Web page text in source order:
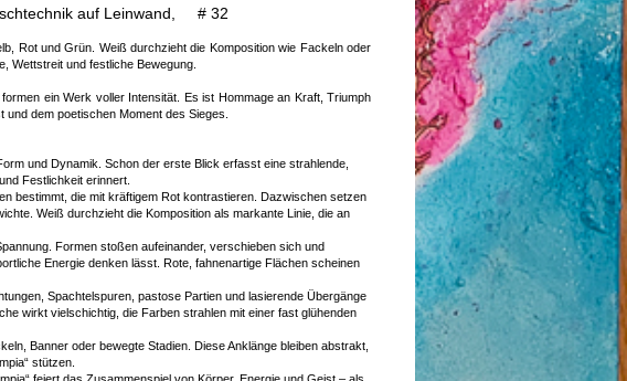
auf Leinwand, # 32
Rot und Grün. Weiß durchzieht die Komposition wie Fackeln oder
Wettstreit und festliche Bewegung.
ein Werk voller Intensität. Es ist Hommage an Kraft, Triumph
dem poetischen Moment des Sieges.
und Dynamik. Schon der erste Blick erfasst eine strahlende,
Festlichkeit erinnert.
bestimmt, die mit kräftigem Rot kontrastieren. Dazwischen setzen
Weiß durchzieht die Komposition als markante Linie, die an
Formen stoßen aufeinander, verschieben sich und
Energie denken lässt. Rote, fahnenartige Flächen scheinen
Spachtelspuren, pastose Partien und lasierende Übergänge
wirkt vielschichtig, die Farben strahlen mit einer fast glühenden
Banner oder bewegte Stadien. Diese Anklänge bleiben abstrakt,
stützen.